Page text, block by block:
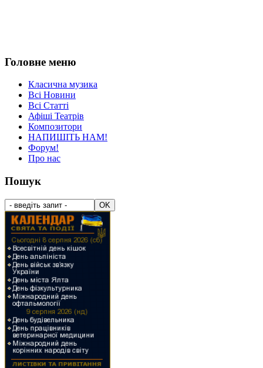
Головне меню
Класична музика
Всі Новини
Всі Статті
Афіші Театрів
Композитори
НАПИШІТЬ НАМ!
Форум!
Про нас
Пошук